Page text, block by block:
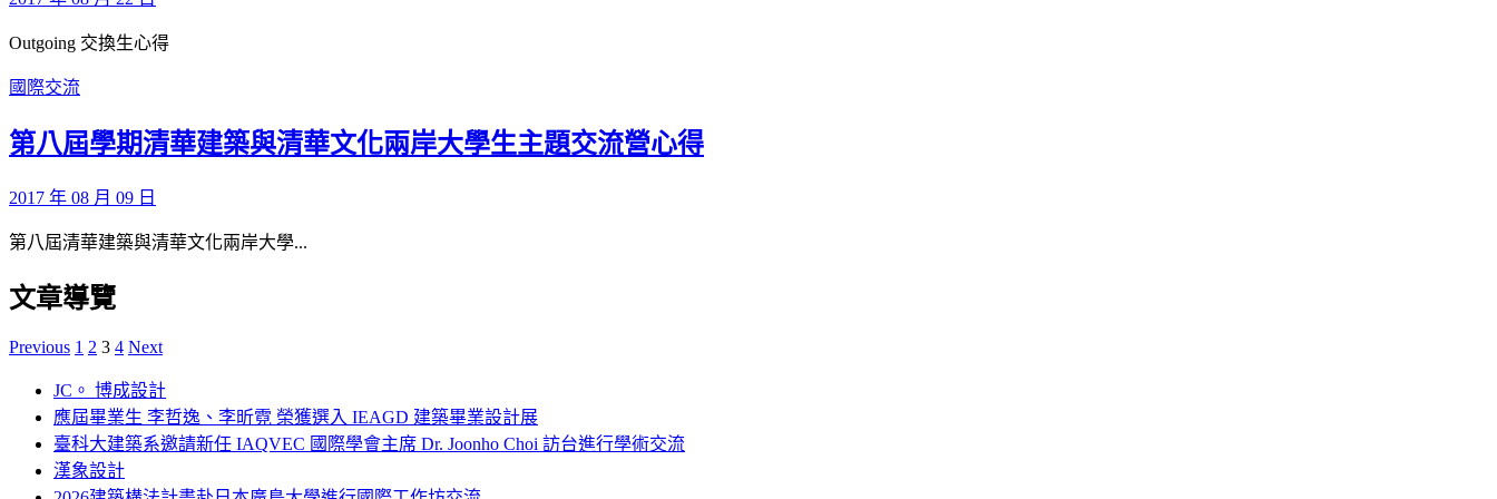
Outgoing 交換生心得
國際交流
第八屆學期清華建築與清華文化兩岸大學生主題交流營心得
2017 年 08 月 09 日
第八屆清華建築與清華文化兩岸大學...
文章導覽
Previous 1 2 3 4 Next
JC。 博成設計
應屆畢業生 李哲逸、李昕霓 榮獲選入 IEAGD 建築畢業設計展
臺科大建築系邀請新任 IAQVEC 國際學會主席 Dr. Joonho Choi 訪台進行學術交流
漢象設計